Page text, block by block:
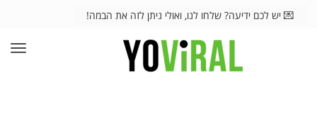
💌 יש לכם ידיעה? שלחו לנו, ואולי ניתן לזה את הבמה!